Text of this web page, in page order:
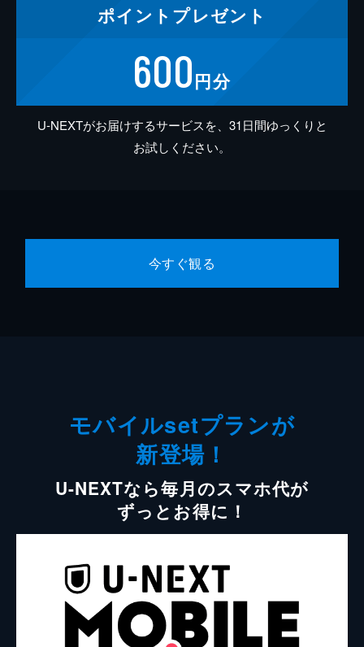
ポイント プレゼント
600円分
U-NEXTがお届けするサービスを、31日間ゆっくりと
お試しください。
今すぐ観る
モバイルsetプランが
新登場！
U-NEXTなら毎月のスマホ代が
ずっとお得に！